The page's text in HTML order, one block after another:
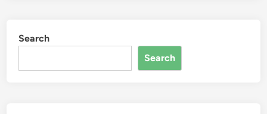
o
o
n s
Search
Search